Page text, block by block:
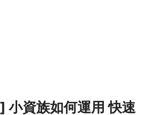
小資族如何運用 快速